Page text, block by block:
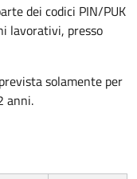
dei codici PIN/PUK
lavorativi, presso
solamente per
anni.